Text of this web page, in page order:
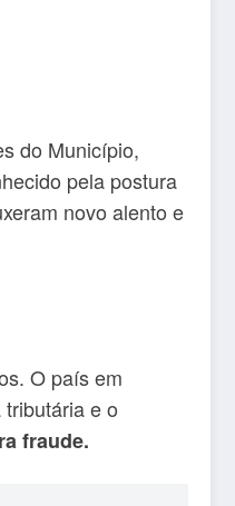
do Município,
pela postura
novo alento e
O país em
e o
fraude.